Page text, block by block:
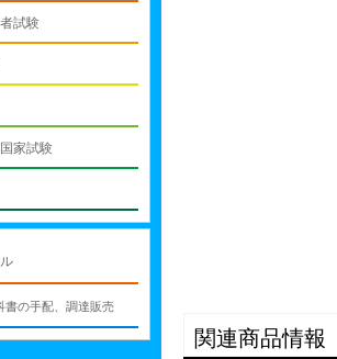
関連商品情報
試験
家試験
書の手配、調達販売